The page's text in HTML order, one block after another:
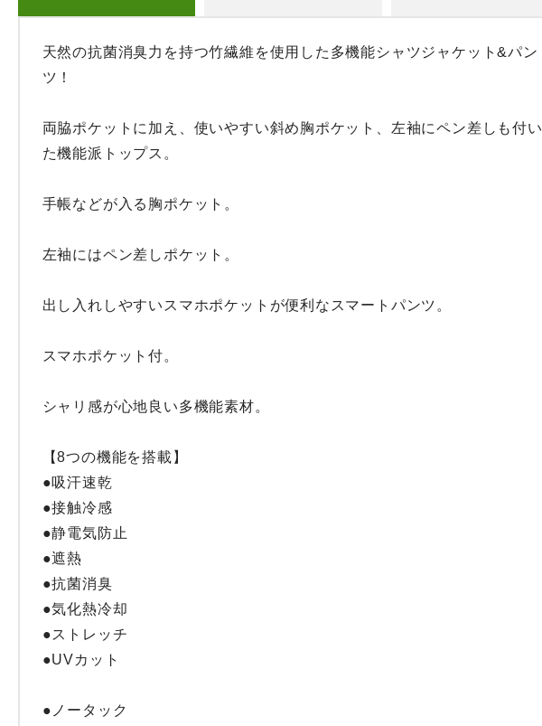
天然の抗菌消臭力を持つ竹繊維を使用した多機能シャツジャケット&パン
ツ！
両脇ポケットに加え、使いやすい斜め胸ポケット、左袖にペン差しも付い
た機能派トップス。
手帳などが入る胸ポケット。
左袖にはペン差しポケット。
出し入れしやすいスマホポケットが便利なスマートパンツ。
スマホポケット付。
シャリ感が心地良い多機能素材。
【8つの機能を搭載】
●吸汗速乾
●接触冷感
●静電気防止
●遮熱
●抗菌消臭
●気化熱冷却
●ストレッチ
●UVカット
●ノータック